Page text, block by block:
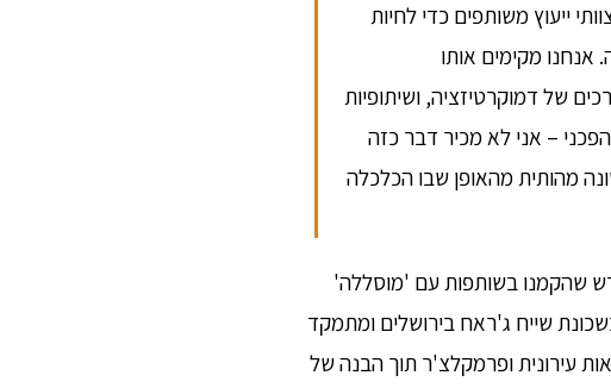
ייעוץ משותפים כדי לחיות
אנחנו מקימים אותו
של דמוקרטיזציה, ושיתופיות
– אני לא מכיר דבר כזה
מהותית מהאופן שבו הכלכלה
שהקמנו בשותפות עם 'מוסללה'
שייח ג'ראח בירושלים ומתמקד
עירונית ופרמקלצ'ר תוך הבנה של